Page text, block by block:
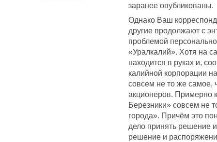
заранее опубликованы.
Однако Ваш
другие продолжают с
проблемой
«Уралкалий». Хотя на
находится в руках и,
калийной корпорации
совсем не то же самое,
акционеров. Примерно
Березники» совсем не
города». Причём это
дело принять решение
решение и